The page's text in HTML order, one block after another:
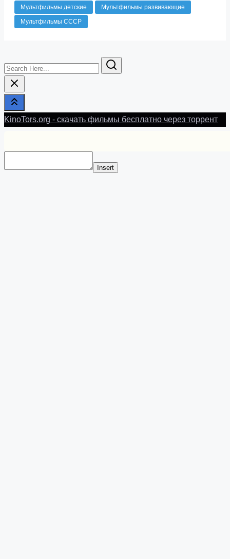
Мультфильмы детские
Мультфильмы развивающие
Мультфильмы СССР
Search
Here...
KinoTors.org - скачать фильмы бесплатно через торрент
Insert